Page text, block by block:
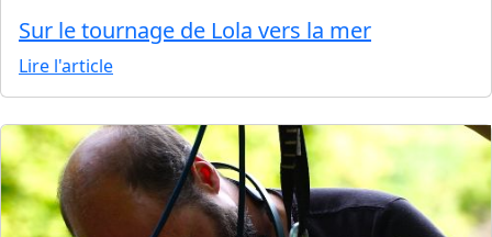
Sur le tournage de Lola vers la mer
Lire l'article